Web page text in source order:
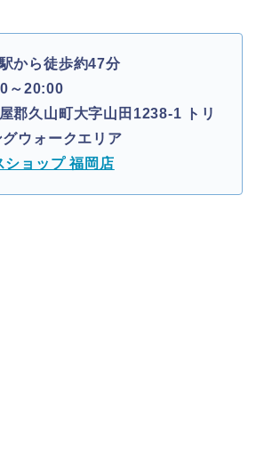
から徒歩約47分
～20:00
郡久山町大字山田1238-1 トリ
ウォークエリア
ショップ 福岡店